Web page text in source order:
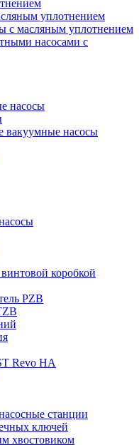
уплотнением
с масляным уплотнением
насосами с
насосы
вакуумные насосы
коробкой
PZB
Revo HA
станции
ключей
хвостовиком